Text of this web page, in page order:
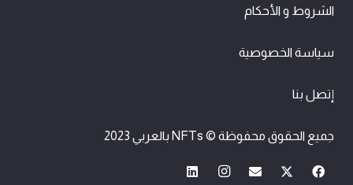
الشروط و الأحكام
سياسة الخصوصية
إتصل بنا
جميع الحقوق محفوظة © NFTs بالعربي 2023